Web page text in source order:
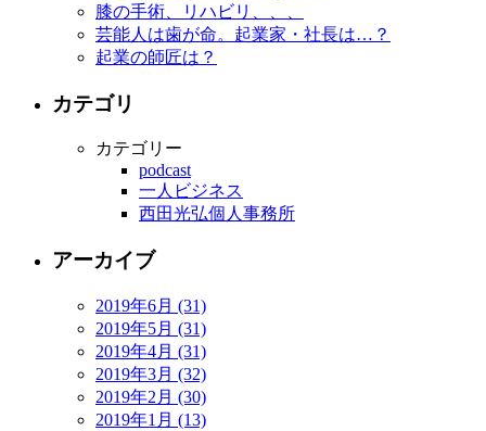
膝の手術、リハビリ、、、
芸能人は歯が命。起業家・社長は…？
起業の師匠は？
カテゴリ
カテゴリー
podcast
一人ビジネス
西田光弘個人事務所
アーカイブ
2019年6月 (31)
2019年5月 (31)
2019年4月 (31)
2019年3月 (32)
2019年2月 (30)
2019年1月 (13)